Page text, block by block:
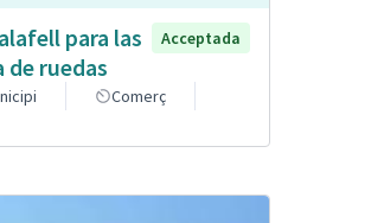
para las
de ruedas
Acceptada
Comerç